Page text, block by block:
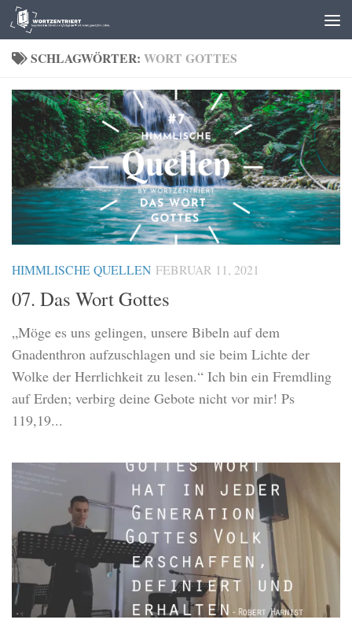
Zum Inhalt springen
SCHLAGWÖRTER: WORT GOTTES
HIMMLISCHE QUELLEN FEBRUAR 11, 2021
07. Das Wort Gottes
„Möge es uns gelingen, unsere Bibeln auf dem
Gnadenthron aufzuschlagen und sie beim Lichte der
Wolke der Herrlichkeit zu lesen.“ Ich bin ein Fremdling
auf Erden; verbirg deine Gebote nicht vor mir! Ps
119,19...